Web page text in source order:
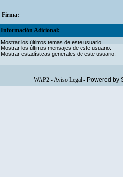
Firma:
Información Adicional:
Mostrar los últimos temas de este usuario.
Mostrar los últimos mensajes de este usuario.
Mostrar estadísticas generales de este usuario.
WAP2-Aviso Legal- Powered by